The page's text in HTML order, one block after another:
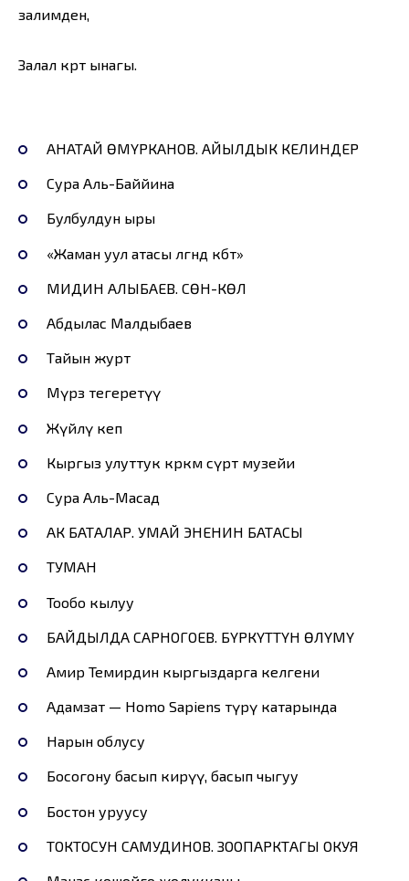
залимден,
Залал көрөт ынагы.
АНАТАЙ ӨМҮРКАНОВ. АЙЫЛДЫК КЕЛИНДЕР
Сура Аль-Баййина
Булбулдун ыры
«Жаман уул атасы өлгөндө көбөт»
МИДИН АЛЫБАЕВ. СӨН-КӨЛ
Абдылас Малдыбаев
Тайын журт
Мүрзө тегеретүү
Жүйөөлү кеп
Кыргыз улуттук көркөм сүрөт музейи
Сура Аль-Масад
АК БАТАЛАР. УМАЙ ЭНЕНИН БАТАСЫ
ТУМАН
Тообо кылуу
БАЙДЫЛДА САРНОГОЕВ. БҮРКҮТТҮН ӨЛҮМҮ
Амир Темирдин кыргыздарга келгени
Адамзат — Ноmо Sapiens түрү катарында
Нарын облусу
Босогону басып кирүү, басып чыгуу
Бостон уруусу
ТОКТОСУН САМУДИНОВ. ЗООПАРКТАГЫ ОКУЯ